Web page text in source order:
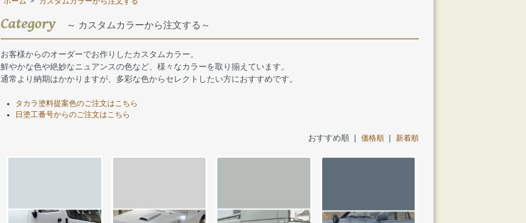
Category ～ カスタムカラーから注文する～
お客様からのオーダーでお作りしたカスタムカラー。
鮮やかな色や絶妙なニュアンスの色など、様々なカラーを取り揃えています。
通常より納期はかかりますが、多彩な色からセレクトしたい方におすすめです。
タカラ塗料提案色のご注文はこちら
日塗工番号からのご注文はこちら
おすすめ順 | 価格順 | 新着順